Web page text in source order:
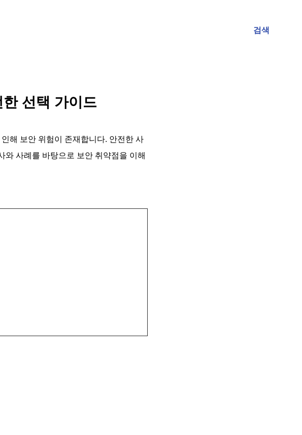
검색
선택 가이드
해 보안 위험이 존재합니다. 안전한 사
와 사례를 바탕으로 보안 취약점을 이해